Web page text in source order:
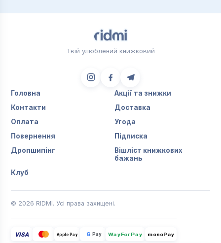
Твій улюблений книжковий
Головна
Акції та знижки
Контакти
Доставка
Оплата
Угода
Повернення
Підписка
Дропшипінг
Вішліст книжкових
бажань
Клуб
© 2026 RIDMI. Усі права захищені.
VISA Apple Pay G Pay WayForPay monoPay